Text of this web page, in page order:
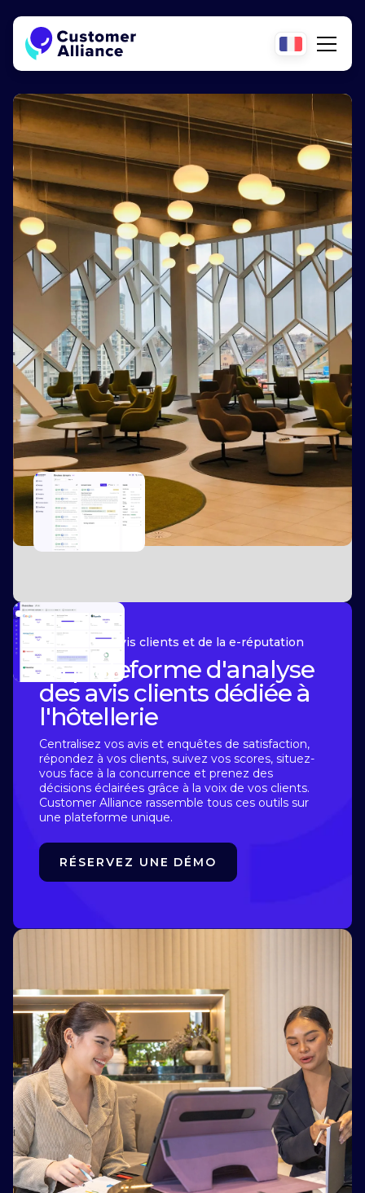
i
Gestion des avis clients et de la e-réputation
La plateforme d'analyse
des avis clients dédiée à
l'hôtellerie
Centralisez vos avis et enquêtes de satisfaction,
répondez à vos clients, suivez vos scores, situez-
vous face à la concurrence et prenez des
décisions éclairées grâce à la voix de vos clients.
Customer Alliance rassemble tous ces outils sur
une plateforme unique.
RÉSERVEZ UNE DÉMO
Slide 2 of 2.